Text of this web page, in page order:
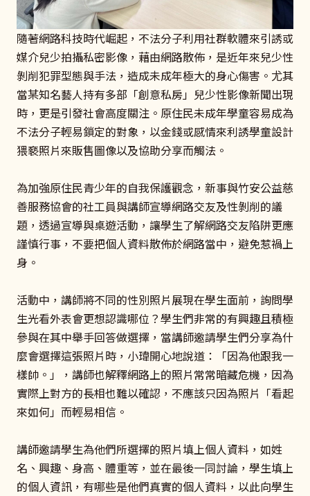
隨著網路科技時代崛起，不法分子利用社群軟體來引誘或
媒介兒少拍攝私密影像，藉由網路散佈，是近年來兒少性
剝削犯罪型態與手法，造成未成年極大的身心傷害。尤其
當某知名藝人持有多部「創意私房」兒少性影像新聞出現
時，更是引發社會高度關注。原住民未成年學童容易成為
不法分子輕易鎖定的對象，以金錢或感情來利誘學童設計
猥褻照片來販售圖像以及協助分享而觸法。
為加強原住民青少年的自我保護觀念，新事與竹安公益慈
善服務協會的社工員與講師宣導網路交友及性剝削的議
題，透過宣導與桌遊活動，讓學生了解網路交友陷阱更應
謹慎行事，不要把個人資料散佈於網路當中，避免惹禍上
身。
活動中，講師將不同的性別照片展現在學生面前，詢問學
生光看外表會更想認識哪位？學生們非常的有興趣且積極
參與在其中舉手回答做選擇，當講師邀請學生們分享為什
麼會選擇這張照片時，小瑋開心地說道：「因為他跟我一
樣帥。」，講師也解釋網路上的照片常常暗藏危機，因為
實際上對方的長相也難以確認，不應該只因為照片「看起
來如何」而輕易相信。
講師邀請學生為他們所選擇的照片填上個人資料，如姓
名、興趣、身高、體重等，並在最後一同討論，學生填上
的個人資訊，有哪些是他們真實的個人資料，以此向學生